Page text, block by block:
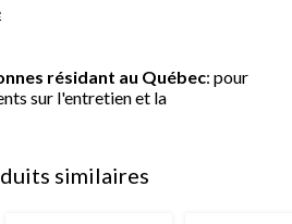
résidant au Québec: pour
sur l'entretien et la
similaires